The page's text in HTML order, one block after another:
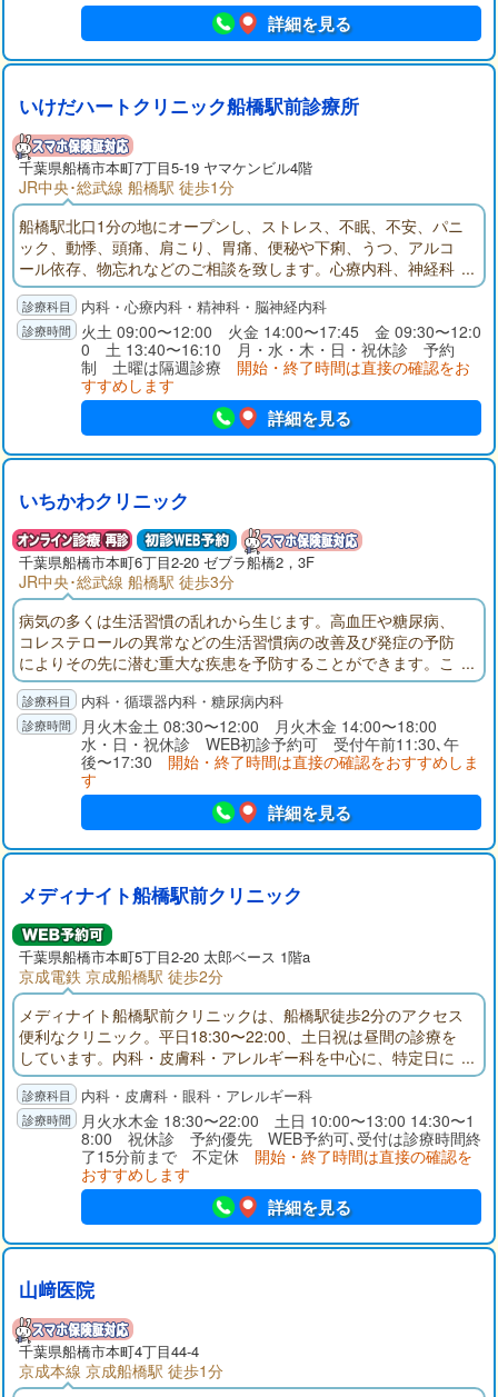
詳細を見る
いけだハートクリニック船橋駅前診療所
千葉県船橋市本町7丁目5-19 ヤマケンビル4階
JR中央･総武線 船橋駅 徒歩1分
船橋駅北口1分の地にオープンし、ストレス、不眠、不安、パニ
ック、動悸、頭痛、肩こり、胃痛、便秘や下痢、うつ、アルコ
ール依存、物忘れなどのご相談を致します。心療内科、神経科
精神科、神経内科、内科を診療科目とするいけだハートクリニ
ック船橋駅前診療所のサイトです。診療所の写真、地図、診療
案内、診療時間、院長略歴、リンク、お知らせ、などがご覧に
なれます。
内科・心療内科・精神科・脳神経内科
火土 09:00〜12:00 火金 14:00〜17:45 金 09:30〜12:0
0 土 13:40〜16:10 月・水・木・日・祝休診 予約
制 土曜は隔週診療 開始・終了時間は直接の確認をお
すすめします
詳細を見る
いちかわクリニック
千葉県船橋市本町6丁目2-20 ゼブラ船橋2，3F
JR中央･総武線 船橋駅 徒歩3分
病気の多くは生活習慣の乱れから生じます。高血圧や糖尿病、
コレステロールの異常などの生活習慣病の改善及び発症の予防
によりその先に潜む重大な疾患を予防することができます。こ
のような思いから、私は地域住民の皆様の健康をより早い段階
から守るため、生活習慣病を中心としたプライマリケアの実践
を主に置いた診療を行い、微力ながらも地域医療に貢献をして
いきたいと考えております。宜しくお願いいたします。
内科・循環器内科・糖尿病内科
月火木金土 08:30〜12:00 月火木金 14:00〜18:00
水・日・祝休診 WEB初診予約可 受付午前11:30､午
後〜17:30 開始・終了時間は直接の確認をおすすめしま
す
詳細を見る
メディナイト船橋駅前クリニック
千葉県船橋市本町5丁目2-20 太郎ベース 1階a
京成電鉄 京成船橋駅 徒歩2分
メディナイト船橋駅前クリニックは、船橋駅徒歩2分のアクセス
便利なクリニック。平日18:30〜22:00、土日祝は昼間の診療を
しています。内科・皮膚科・アレルギー科を中心に、特定日に
は眼科診療にも対応。さらにピル・性感染症・AGA・ED・禁煙
外来など幅広い自費診療もご用意。お仕事帰りや休日の急な体
調不良にも安心してご受診いただけます。
内科・皮膚科・眼科・アレルギー科
月火水木金 18:30〜22:00 土日 10:00〜13:00 14:30〜1
8:00 祝休診 予約優先 WEB予約可､受付は診療時間終
了15分前まで 不定休 開始・終了時間は直接の確認を
おすすめします
詳細を見る
山﨑医院
千葉県船橋市本町4丁目44-4
京成本線 京成船橋駅 徒歩1分